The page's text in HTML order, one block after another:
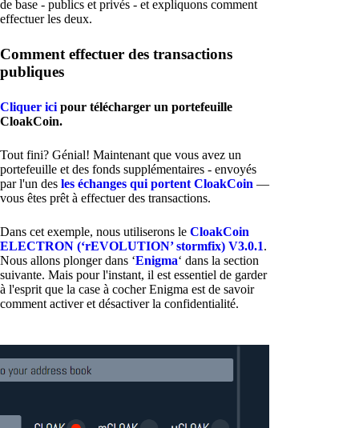
de base - publics et privés - et expliquons comment
effectuer les deux.
Comment effectuer des transactions
publiques
Cliquer ici pour télécharger un portefeuille
CloakCoin.
Tout fini? Génial! Maintenant que vous avez un
portefeuille et des fonds supplémentaires - envoyés
par l'un des les échanges qui portent CloakCoin —
vous êtes prêt à effectuer des transactions.
Dans cet exemple, nous utiliserons le CloakCoin
ELECTRON (‘rEVOLUTION’ stormfix) V3.0.1.
Nous allons plonger dans ‘Enigma‘ dans la section
suivante. Mais pour l'instant, il est essentiel de garder
à l'esprit que la case à cocher Enigma est de savoir
comment activer et désactiver la confidentialité.